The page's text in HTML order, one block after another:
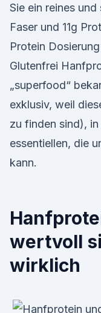
Sie ein reines
Faser und 11g
Protein
Glutenfrei
„superfood“
exklusiv, weil
zu finden sind),
essentiellen, die
kann.
wertvoll
wirklich